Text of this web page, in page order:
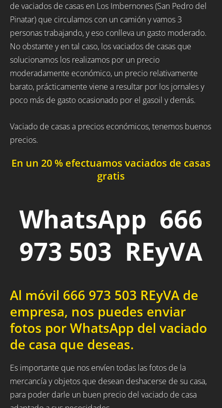
de vaciados de casas en Los Imbernones (San Pedro del
Pinatar) que circulamos con un camión y vamos 3
personas trabajando, y eso conlleva un gasto moderado.
No obstante y en tal caso, los vaciados de casas que
solucionamos los realizamos por un precio
moderadamente económico, un precio relativamente
barato, prácticamente viene a resultar por los jornales y
poco más de gasto ocasionado por el gasoil y demás.
Vaciado de casas a precios económicos, tenemos buenos
precios.
En un 20 % efectuamos vaciados de casas
gratis
WhatsApp 666
973 503 REyVA
Al móvil 666 973 503 REyVA de
empresa, nos puedes enviar
fotos por WhatsApp del vaciado
de casa que deseas.
Es importante que nos envíen todas las fotos de la
mercancía y objetos que desean deshacerse de su casa,
para poder darle un buen precio del vaciado de casa